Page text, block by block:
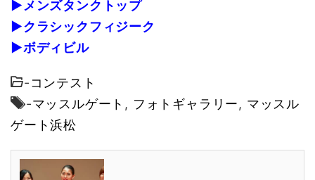
▶メンズタンクトップ
▶クラシックフィジーク
▶ボディビル
-コンテスト
-マッスルゲート , フォトギャラリー, マッスル
ゲート浜松